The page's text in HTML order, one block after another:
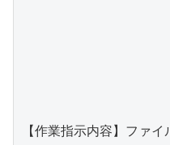
【作業指示内容】ファイ